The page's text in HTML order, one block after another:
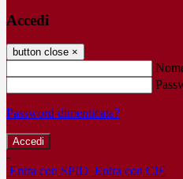
Accedi
button close ×
Password dimenticata?
-
Entra con SPID Entra con CIE